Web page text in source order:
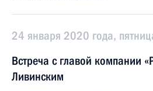
24 января 2020 года,
Встреча с главой компании
Ливинским